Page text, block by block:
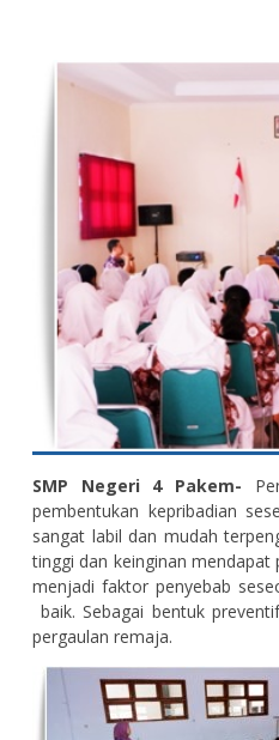
SMP Negeri 4 Pakem-
pembentukan kepribadian
sangat labil dan mudah
tinggi dan keinginan mendapat
menjadi faktor penyebab
baik. Sebagai bentuk
pergaulan remaja.